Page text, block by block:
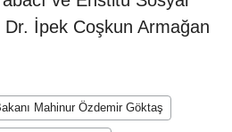
İpek Coşkun Armağan
Mahinur Özdemir Göktaş